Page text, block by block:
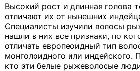
Высокий рост и длинная голова
отличают их от нынешних
Специалисты изучили волосы
нашли в них все признаки, по
отличать европеоидный тип
монголоидного или индейского.
кто эти белые рыжеволосые